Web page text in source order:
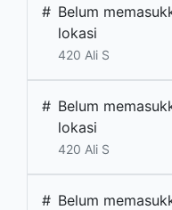
# Belum
lokasi
420 Ali S
# Belum
lokasi
420 Ali S
# Belum